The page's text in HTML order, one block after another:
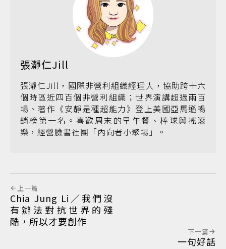
張瀞仁Jill
張瀞仁Jill，國際非營利組織經理人，協助跨十六
個時區近四百個非營利組織；世界演講超過兩百
場、著作《安靜是種超能力》登上美國亞馬遜暢
銷榜第一名。喜歡周末的早午餐、棒球與搖滾
樂，經營臉書社團「內向者小聚場」。
上一篇
Chia Jung Li／我們沒
有辦法對抗世界的殘
酷，所以才要創作
下一篇
一句好話